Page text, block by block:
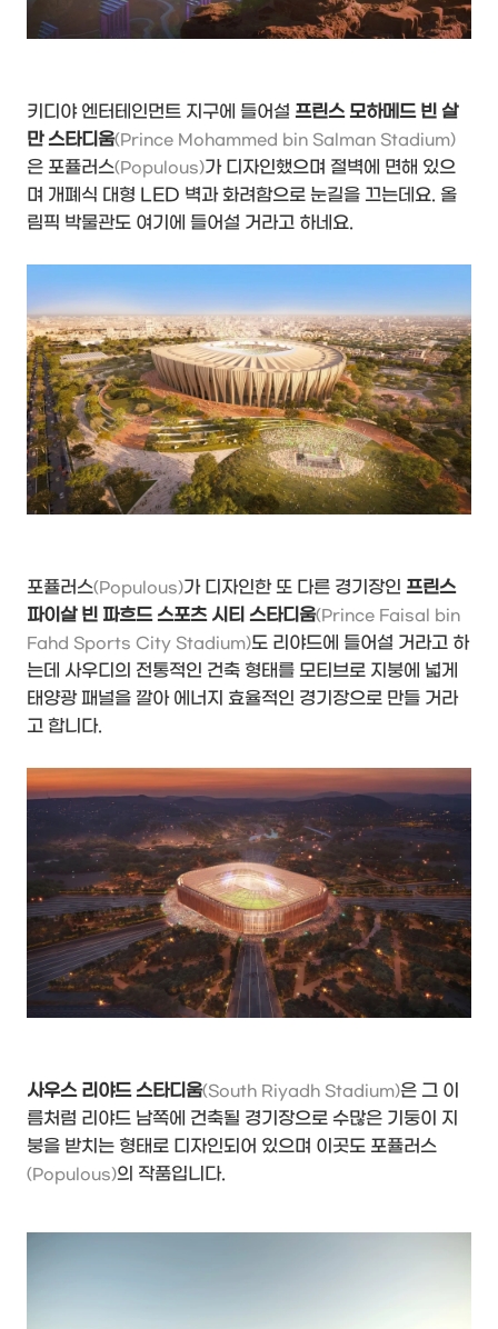
키디야 엔터테인먼트 지구에 들어설 프린스 모하메드 빈 살
만 스타디움(Prince Mohammed bin Salman Stadium)
은 포퓰러스(Populous)가 디자인했으며 절벽에 면해 있으
며 개폐식 대형 LED 벽과 화려함으로 눈길을 끄는데요. 올
림픽 박물관도 여기에 들어설 거라고 하네요.
포퓰러스(Populous)가 디자인한 또 다른 경기장인 프린스
파이살 빈 파흐드 스포츠 시티 스타디움(Prince Faisal bin
Fahd Sports City Stadium)도 리야드에 들어설 거라고 하
는데 사우디의 전통적인 건축 형태를 모티브로 지붕에 넓게
태양광 패널을 깔아 에너지 효율적인 경기장으로 만들 거라
고 합니다.
사우스 리야드 스타디움(South Riyadh Stadium)은 그 이
름처럼 리야드 남쪽에 건축될 경기장으로 수많은 기둥이 지
붕을 받치는 형태로 디자인되어 있으며 이곳도 포퓰러스
(Populous)의 작품입니다.